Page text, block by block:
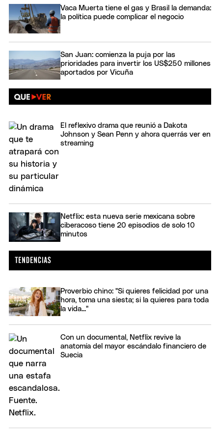
Vaca Muerta tiene el gas y Brasil la demanda:
la política puede complicar el negocio
San Juan: comienza la puja por las
prioridades para invertir los US$250 millones
aportados por Vicuña
El reflexivo drama que reunió a Dakota
Johnson y Sean Penn y ahora querrás ver en
streaming
Netflix: esta nueva serie mexicana sobre
ciberacoso tiene 20 episodios de solo 10
minutos
Proverbio chino: "Si quieres felicidad por una
hora, toma una siesta; si la quieres para toda
la vida..."
Con un documental, Netflix revive la
anatomía del mayor escándalo financiero de
Suecia